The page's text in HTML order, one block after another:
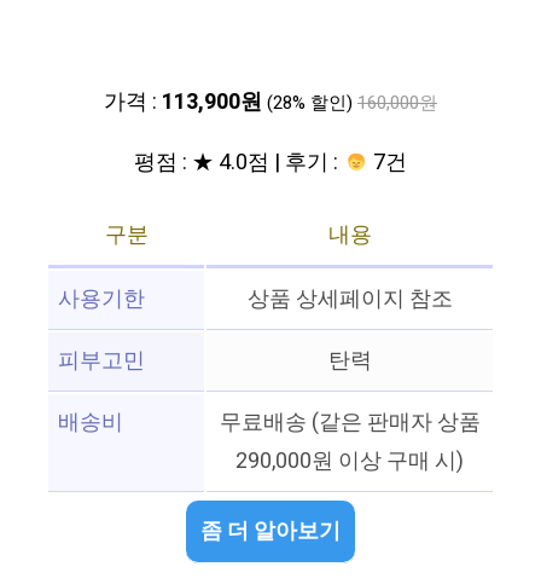
가격 : 113,900원 (28% 할인) 160,000원
평점 : ★ 4.0점 | 후기 : 7건
구분
내용
사용기한
상품 상세페이지 참조
피부고민
탄력
배송비
무료배송 (같은 판매자 상품
290,000원 이상 구매 시)
좀 더 알아보기